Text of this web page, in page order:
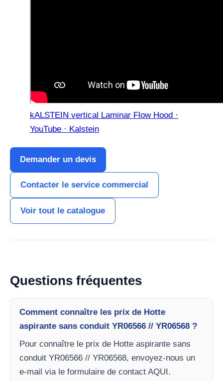
kALSTEIN vertical Laminar Flow Hood ·
YouTube · Kalstein
Demander un devis
Contacter le service commercial
Voir tout le catalogue
Questions fréquentes
Comment connaître les prix de Hotte
aspirante sans conduit YR06566 // YR06568 ?
Pour connaître le prix de Hotte aspirante sans
conduit YR06566 // YR06568, envoyez-nous un
e-mail via le formulaire de contact AQUI.